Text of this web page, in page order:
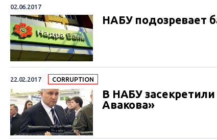
02.06.2017
НАБУ подозревает
22.02.2017 СORRUPTION
В НАБУ
Авакова»